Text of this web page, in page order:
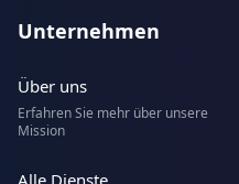
Unternehmen
Über uns
Erfahren Sie mehr über unsere
Mission